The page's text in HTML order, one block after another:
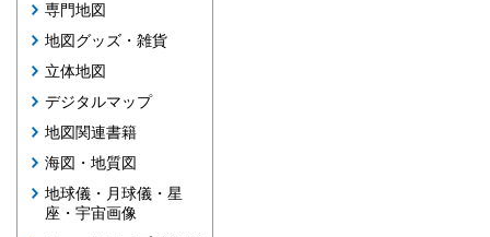
専門地図
地図グッズ・雑貨
立体地図
デジタルマップ
地図関連書籍
海図・地質図
地球儀・月球儀・星
座・宇宙画像